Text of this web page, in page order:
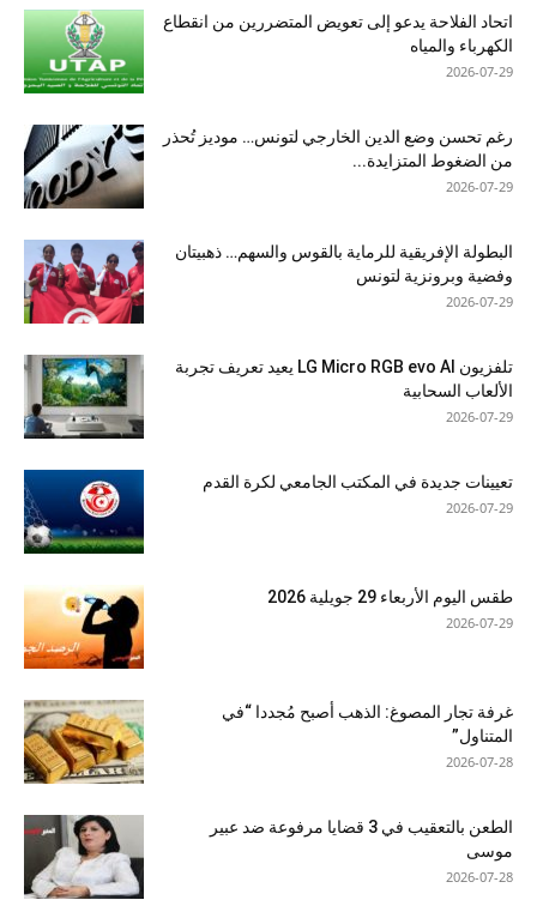
اتحاد الفلاحة يدعو إلى تعويض المتضررين من انقطاع
الكهرباء والمياه
2026-07-29
رغم تحسن وضع الدين الخارجي لتونس… موديز تُحذر
من الضغوط المتزايدة...
2026-07-29
البطولة الإفريقية للرماية بالقوس والسهم… ذهبيتان
وفضية وبرونزية لتونس
2026-07-29
تلفزيون LG Micro RGB evo AI يعيد تعريف تجربة
الألعاب السحابية
2026-07-29
تعيينات جديدة في المكتب الجامعي لكرة القدم
2026-07-29
طقس اليوم الأربعاء 29 جويلية 2026
2026-07-29
غرفة تجار المصوغ: الذهب أصبح مُجددا “في
المتناول”
2026-07-28
الطعن بالتعقيب في 3 قضايا مرفوعة ضد عبير
موسى
2026-07-28